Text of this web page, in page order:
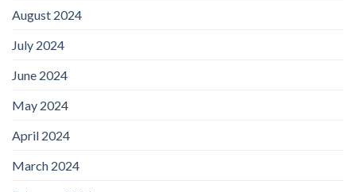
August 2024
July 2024
June 2024
May 2024
April 2024
March 2024